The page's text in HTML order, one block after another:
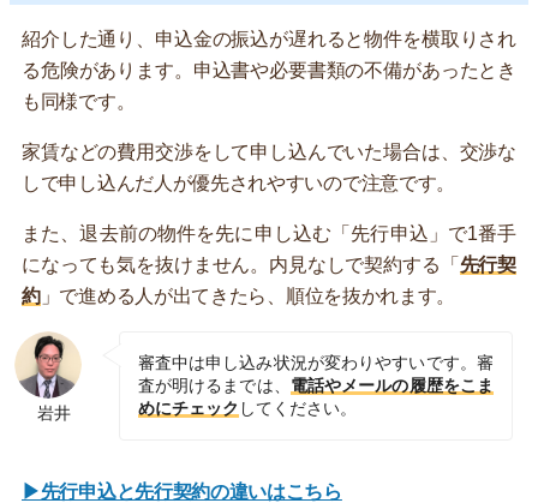
紹介した通り、申込金の振込が遅れると物件を横取りされ
る危険があります。申込書や必要書類の不備があったとき
も同様です。
家賃などの費用交渉をして申し込んでいた場合は、交渉な
しで申し込んだ人が優先されやすいので注意です。
また、退去前の物件を先に申し込む「先行申込」で1番手
になっても気を抜けません。内見なしで契約する「 先行契
約」で進める人が出てきたら、順位を抜かれます。
岩井
審査中は申し込み状況が変わりやすいです。審
査が明けるまでは、 電話やメールの履歴をこま
めにチェック してください。
▶先行申込と先行契約の違いはこちら